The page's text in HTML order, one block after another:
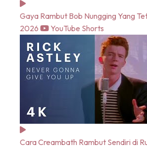
Gaya Rambut Bob Nungging Yang
2026
YouTube Shorts
Cara Creambath Rambut Sendiri di